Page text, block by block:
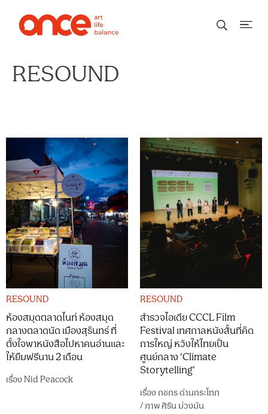
RESOUND
RESOUND
ห้องสมุดตลาดไนท์ ห้องสมุด
กลางตลาดนัด เมืองสุรินทร์ ที่
ตั้งใจพาหนังสือไปหาคนอ่านและ
ให้ยืมฟรีนาน 2 เดือน
เรื่อง Nid Peacock
RESOUND
สำรวจไอเดีย CCCL Film
Festival เทศกาลหนังสั้นที่คิด
การใหญ่ หวังให้ไทยเป็น
ศูนย์กลาง ‘Climate
Storytelling’
เรื่อง กชกร ด่านกระโทก
/ภาพศิริน ม่วงมัน